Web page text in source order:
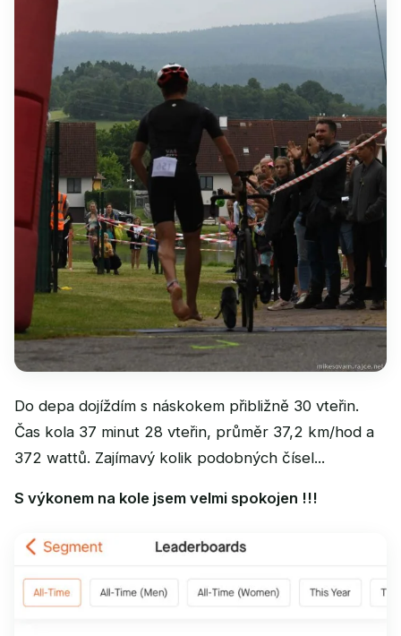
Do depa dojíždím s náskokem přibližně 30 vteřin.
Čas kola 37 minut 28 vteřin, průměr 37,2 km/hod a
372 wattů. Zajímavý kolik podobných čísel...
S výkonem na kole jsem velmi spokojen !!!